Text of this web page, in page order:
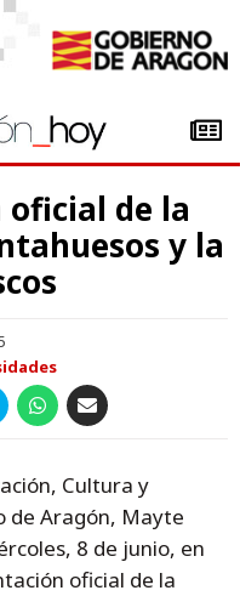
oficial de la
y la
Cultura y
de Aragón, Mayte
8 de junio, en
oficial de la